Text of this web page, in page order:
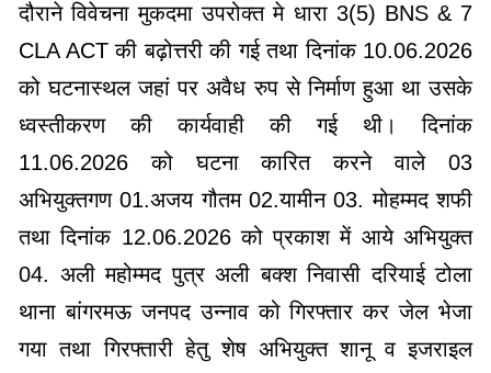
दौराने विवेचना मुकदमा उपरोक्त मे धारा 3(5) BNS & 7
CLA ACT की बढ़ोत्तरी की गई तथा दिनांक 10.06.2026
को घटनास्थल जहां पर अवैध रुप से निर्माण हुआ था उसके
ध्वस्तीकरण की कार्यवाही की गई थी। दिनांक
11.06.2026 को घटना कारित करने वाले 03
अभियुक्तगण 01.अजय गौतम 02.यामीन 03. मोहम्मद शफी
तथा दिनांक 12.06.2026 को प्रकाश में आये अभियुक्त
04. अली महोम्मद पुत्र अली बक्श निवासी दरियाई टोला
थाना बांगरमऊ जनपद उन्नाव को गिरफ्तार कर जेल भेजा
गया तथा गिरफ्तारी हेतु शेष अभियुक्त शानू व इजराइल